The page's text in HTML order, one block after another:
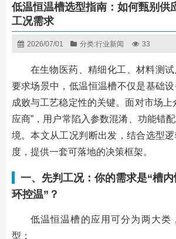
低温恒温槽选型指南：如何甄别供
工况需求
2026/07/01 分类:行业新闻 33
在生物医药、精细化工、材料测
要求场景中，低温恒温槽不仅是基础
成败与工艺稳定性的关键。面对市场上
应商”，用户常陷入参数混淆、功能错
境。本文从工况判断出发，结合选型
度，提供一套可落地的决策框架。
一、先判工况：你的需求是“槽
环控温”？
低温恒温槽的应用可分为两大类
型：